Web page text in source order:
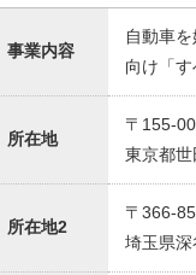
事業内容
自動車
向け「
所在地
〒155-
東京都
所在地2
〒366-
埼玉県